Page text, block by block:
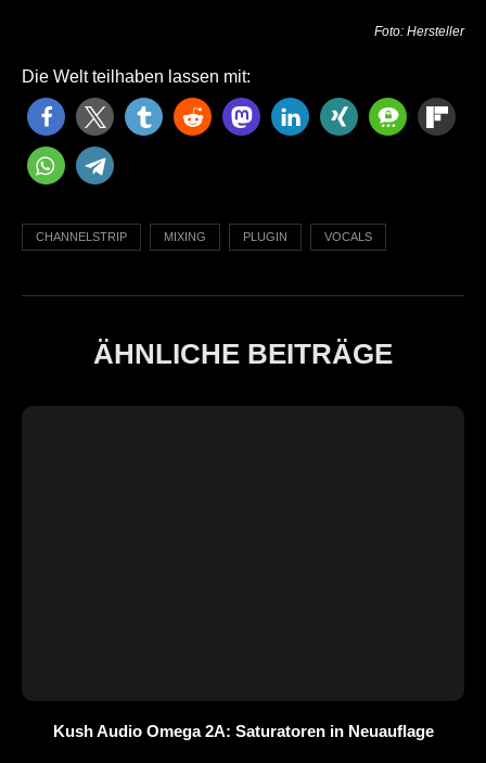
Foto: Hersteller
Die Welt teilhaben lassen mit:
CHANNELSTRIP MIXING PLUGIN VOCALS
ÄHNLICHE BEITRÄGE
Kush Audio Omega 2A: Saturatoren in Neuauflage